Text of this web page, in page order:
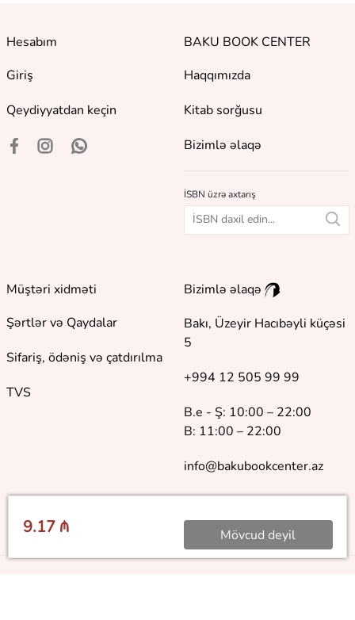
9.17 ₼ Mövcud deyil
Hesabım
Giriş
Qeydiyyatdan keçin
BAKU BOOK CENTER
Haqqımızda
Kitab sorğusu
Bizimlə əlaqə
İSBN üzrə axtarış
Müştəri xidməti
Şərtlər və Qaydalar
Sifariş, ödəniş və çatdırılma
TVS
Bizimlə əlaqə
Bakı, Üzeyir Hacıbəyli küçəsi
5
+994 12 505 99 99
B.e - Ş: 10:00 – 22:00
B: 11:00 – 22:00
info@bakubookcenter.az